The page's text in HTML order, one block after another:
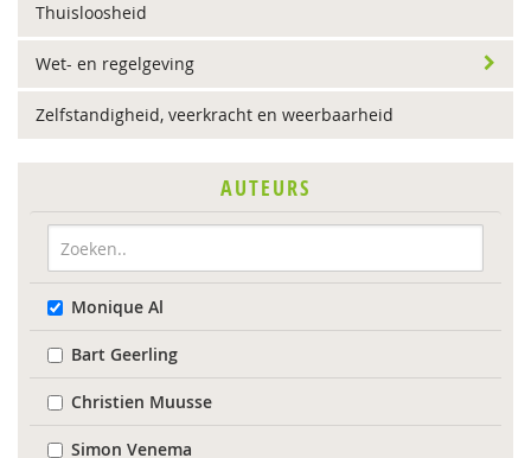
Thuisloosheid
Wet- en regelgeving
Zelfstandigheid, veerkracht en weerbaarheid
AUTEURS
Monique Al
Bart Geerling
Christien Muusse
Simon Venema